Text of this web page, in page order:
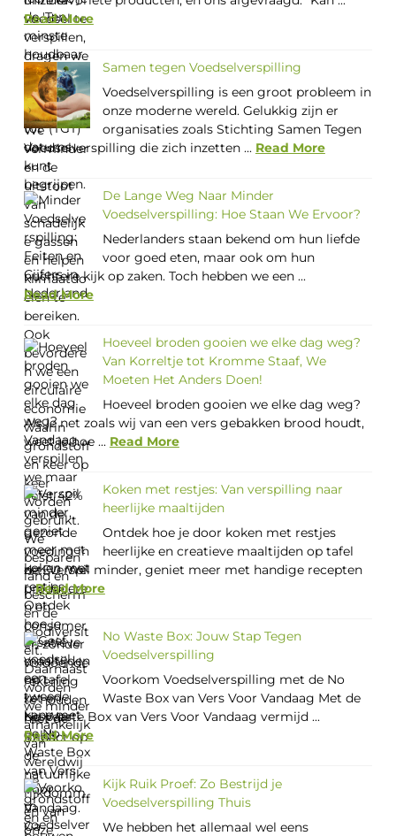
Read More
Samen tegen Voedselverspilling
Voedselverspilling is een groot probleem in
onze moderne wereld. Gelukkig zijn er
organisaties zoals Stichting Samen Tegen
Voedselverspilling die zich inzetten ... Read More
De Lange Weg Naar Minder
Voedselverspilling: Hoe Staan We Ervoor?
Nederlanders staan bekend om hun liefde
voor goed eten, maar ook om hun
nuchtere kijk op zaken. Toch hebben we een ...
Read More
Hoeveel broden gooien we elke dag weg?
Van Korreltje tot Kromme Staaf, We
Moeten Het Anders Doen!
Hoeveel broden gooien we elke dag weg?
Als je net zoals wij van een vers gebakken brood houdt,
weet je hoe ... Read More
Koken met restjes: Van verspilling naar
heerlijke maaltijden
Ontdek hoe je door koken met restjes
heerlijke en creatieve maaltijden op tafel
zet. Verspil minder, geniet meer met handige recepten
...Read More
No Waste Box: Jouw Stap Tegen
Voedselverspilling
Voorkom Voedselverspilling met de No
Waste Box van Vers Voor Vandaag Met de
No Waste Box van Vers Voor Vandaag vermijd ...
Read More
Kijk Ruik Proef: Zo Bestrijd je
Voedselverspilling Thuis
We hebben het allemaal wel eens